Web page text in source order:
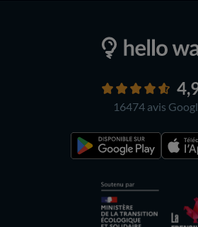
16474 avis